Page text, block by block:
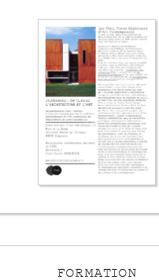
FORMATION